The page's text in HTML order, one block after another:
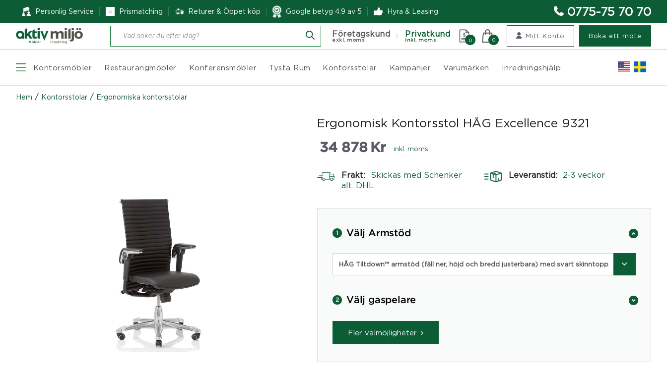
Personlig Service Prismatching Returer & Öppet köp Google betyg 4.9 av 5 Hyra & Leasing 0775-75 70 70
Produktsökning Företagskund
exkl. moms
Privatkund
inkl. moms 0 0
Mitt Konto Boka ett möte
Kontorsmöbler Restaurangmöbler Konferensmöbler Tysta Rum Kontorsstolar Kampanjer Varumärken Inredningshjälp
Hem / Kontorsstolar / Ergonomiska kontorsstolar
Ergonomisk Kontorsstol HÅG Excellence 9321
34 878 Kr inkl. moms
Frakt:
Skickas med Schenker
alt. DHL
Leveranstid: 2-3 veckor
1 Välj Armstöd
HÅG Tiltdown™ armstöd (fäll ner, höjd och bredd justerbara) med svart skinntopp
2 Välj gaspelare
Fler valmöjligheter